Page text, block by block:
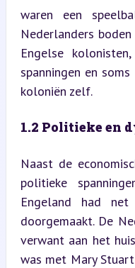
waren een
Nederlanders
Engelse
spanningen en
koloniën zelf.
1.2 Politieke en
Naast de
politieke
Engeland had
doorgemaakt. De
verwant aan het
was met Mary